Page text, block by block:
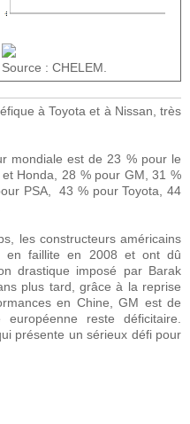
Source : CHELEM.
à Toyota et à Nissan, très
mondiale est de 23 % pour le
Honda, 28 % pour GM, 31 %
PSA, 43 % pour Toyota, 44
les constructeurs américains
en faillite en 2008 et ont dû
drastique imposé par Barak
plus tard, grâce à la reprise
en Chine, GM est de
reste déficitaire.
présente un sérieux défi pour